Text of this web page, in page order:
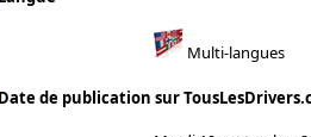
Multi-langues
Date de publication sur